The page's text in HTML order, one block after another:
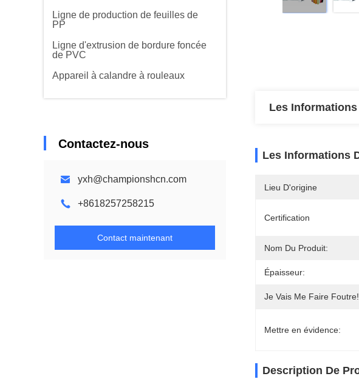
Ligne de production de feuilles de
PP
Ligne d'extrusion de bordure foncée
de PVC
Appareil à calandre à rouleaux
Contactez-nous
yxh@championshcn.com
+8618257258215
Contact maintenant
Les
Les Informations
Lieu D'origine
Certification
Nom Du Produit:
Épaisseur:
Je Vais Me Faire
Mettre en évidence:
Description De